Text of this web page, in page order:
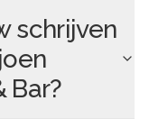
schrijven
Bar?